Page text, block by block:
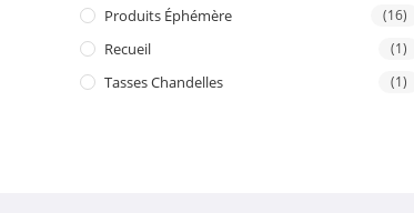
Produits Éphémère (16)
Recueil (1)
Tasses Chandelles (1)